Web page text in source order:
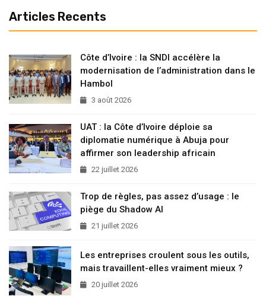
Articles Recents
Côte d’Ivoire : la SNDI accélère la
modernisation de l’administration dans le
Hambol
3 août 2026
UAT : la Côte d’Ivoire déploie sa
diplomatie numérique à Abuja pour
affirmer son leadership africain
22 juillet 2026
Trop de règles, pas assez d’usage : le
piège du Shadow AI
21 juillet 2026
Les entreprises croulent sous les outils,
mais travaillent-elles vraiment mieux ?
20 juillet 2026